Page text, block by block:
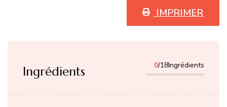
IMPRIMER
Ingrédients 0/18Ingrédients